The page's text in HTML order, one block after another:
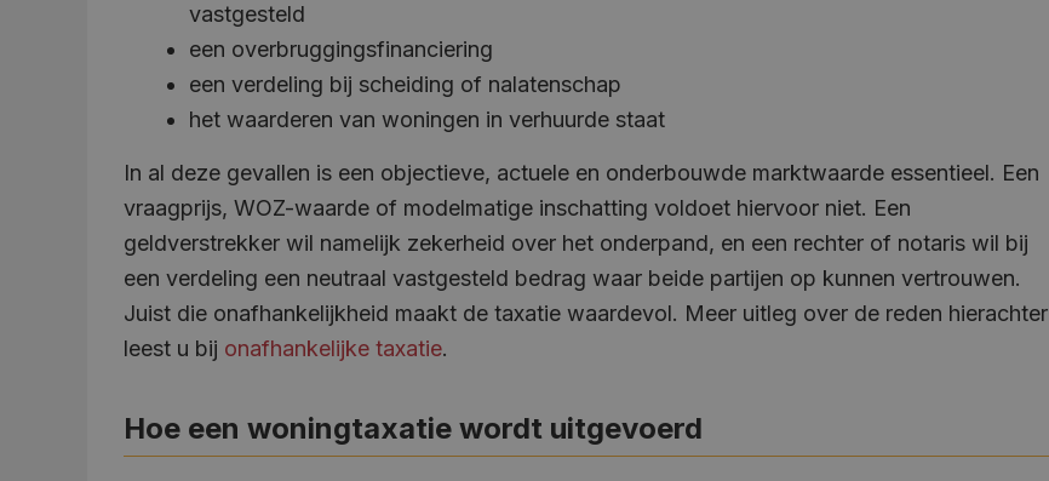
vastgesteld
een overbruggingsfinanciering
een verdeling bij scheiding of nalatenschap
het waarderen van woningen in verhuurde staat
In al deze gevallen is een objectieve, actuele en onderbouwde marktwaarde essentieel. Een
vraagprijs, WOZ-waarde of modelmatige inschatting voldoet hiervoor niet. Een
geldverstrekker wil namelijk zekerheid over het onderpand, en een rechter of notaris wil bij
een verdeling een neutraal vastgesteld bedrag waar beide partijen op kunnen vertrouwen.
Juist die onafhankelijkheid maakt de taxatie waardevol. Meer uitleg over de reden hierachter
leest u bij onafhankelijke taxatie.
Hoe een woningtaxatie wordt uitgevoerd